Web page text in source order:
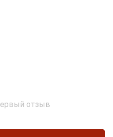
отзыв